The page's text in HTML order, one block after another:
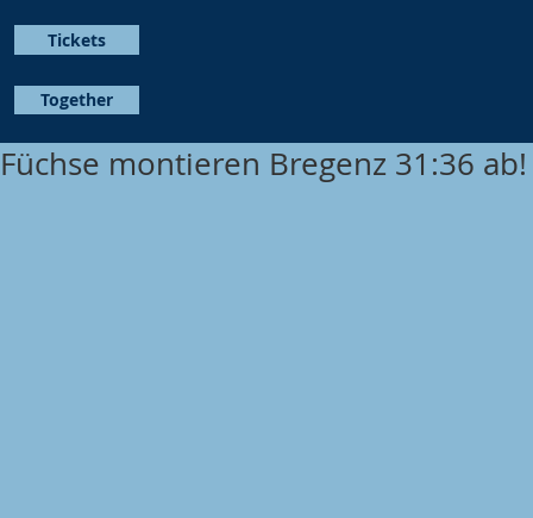
Together
Tickets
Füchse montieren Bregenz 31:36 ab!